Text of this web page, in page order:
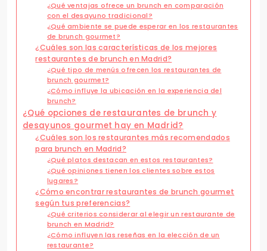
¿Qué ventajas ofrece un brunch en comparación
con el desayuno tradicional?
¿Qué ambiente se puede esperar en los restaurantes
de brunch gourmet?
¿Cuáles son las características de los mejores
restaurantes de brunch en Madrid?
¿Qué tipo de menús ofrecen los restaurantes de
brunch gourmet?
¿Cómo influye la ubicación en la experiencia del
brunch?
¿Qué opciones de restaurantes de brunch y
desayunos gourmet hay en Madrid?
¿Cuáles son los restaurantes más recomendados
para brunch en Madrid?
¿Qué platos destacan en estos restaurantes?
¿Qué opiniones tienen los clientes sobre estos
lugares?
¿Cómo encontrar restaurantes de brunch gourmet
según tus preferencias?
¿Qué criterios considerar al elegir un restaurante de
brunch en Madrid?
¿Cómo influyen las reseñas en la elección de un
restaurante?